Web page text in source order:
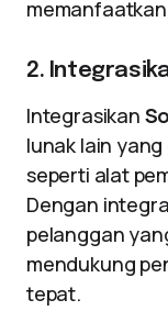
memanfaatkan
2.
Integrasikan
lunak lain
seperti alat
Dengan
pelanggan
mendukung
tepat.